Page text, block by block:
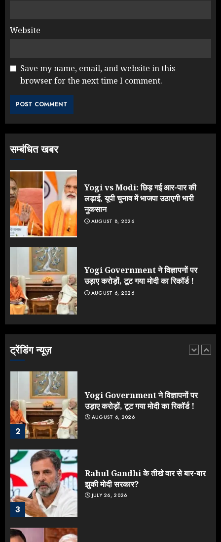
Website
Save my name, email, and website in this
browser for the next time I comment.
सम्बंधित खबर
Yogi vs Modi: छिड़ गई आर-पार की
लड़ाई, यूपी चुनाव में भाजपा उठाएगी भारी
नुकसान
AUGUST 8, 2026
Yogi Government ने विज्ञापनों पर
उड़ाए करोड़ों, टूट गया मोदी का रिकॉर्ड !
AUGUST 6, 2026
ट्रेंडिंग न्यूज़
Rahul Gandhi के तीखे वार से बार-बार
4
5
JULY 23, 2026
1
लड़ाई, यूपी चुनाव में भाजपा उठाएगी भारी
नुकसान
2
Yogi Government ने विज्ञापनों पर
उड़ाए करोड़ों, टूट गया मोदी का रिकॉर्ड !
AUGUST 6, 2026
3
Rahul Gandhi के तीखे वार से बार-बार
झुकी मोदी सरकार?
JULY 26, 2026